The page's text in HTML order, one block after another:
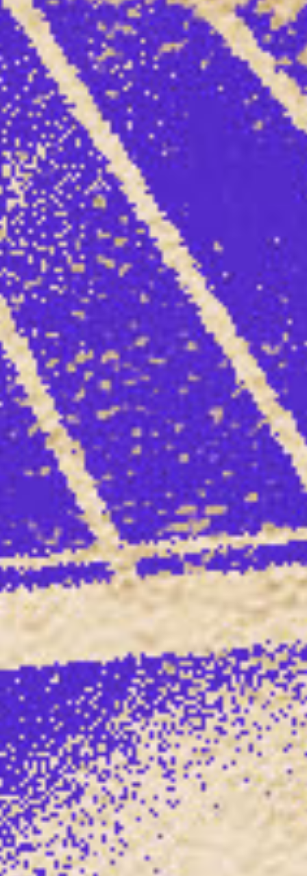
Film & Beeldcultuur
BOKS Ladies Only
Wijkfestival Kanaleneiland
Muziek
BOKS on stage
Wijkfestival Kanaleneiland
Muziek
Bewegen op muziek met Klarita-fit
Wijkfestival Kanaleneiland